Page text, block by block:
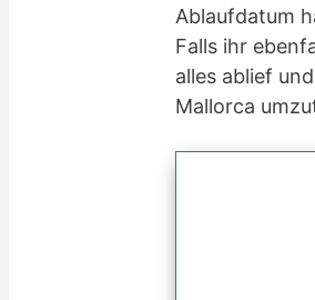
Ablaufdatum
Falls ihr
alles ablief
Mallorca